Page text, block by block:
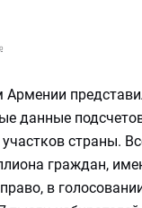
Армении
данные
страны.
граждан,
в